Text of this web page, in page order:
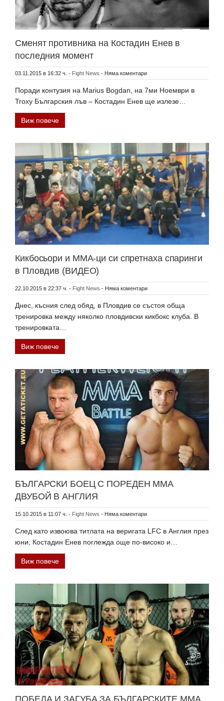
Сменят противника на Костадин Енев в
последния момент
03.11.2015 в 16:32 ч. - Fight News - Няма коментари
Поради контузия на Marius Bogdan, на 7ми Ноември в
Troxy Българския лъв – Костадин Енев ще излезе…
Виж повече
Кикбосьори и MMA-ци си спретнаха спаринги
в Пловдив (ВИДЕО)
22.10.2015 в 22:37 ч. - Fight News - Няма коментари
Днес, късния след обяд, в Пловдив се състоя обща
тренировка между няколко пловдивски кикбокс клуба. В
тренировката…
Виж повече
БЪЛГАРСКИ БОЕЦ С ПОРЕДЕН ММА
ДВУБОЙ В АНГЛИЯ
15.10.2015 в 11:07 ч. - Fight News - Няма коментари
След като извоюва титлата на веригата LFC в Англия през
юни, Костадин Енев поглежда още по-високо и…
Виж повече
ПОБЕДА И ЗАГУБА ЗА БЪЛГАРСКИТЕ ММА